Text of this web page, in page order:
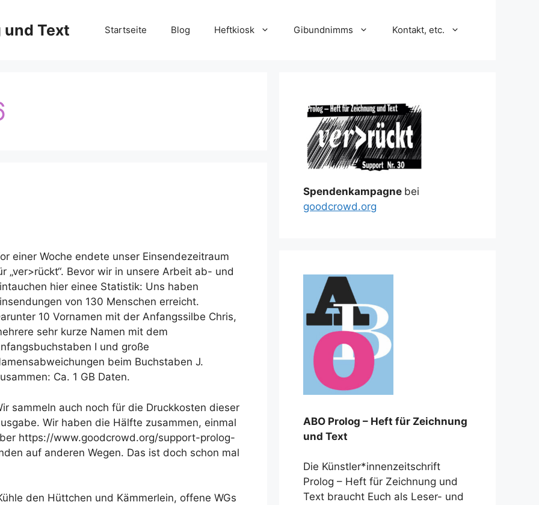
Text Startseite Blog Heftkiosk Gibundnimms Kontakt, etc.
einer Woche endete unser Einsendezeitraum
„ver>rückt“. Bevor wir in unsere Arbeit ab- und
hier einee Statistik: Uns haben
von 130 Menschen erreicht.
10 Vornamen mit der Anfangssilbe Chris,
sehr kurze Namen mit dem
I und große
beim Buchstaben J.
Ca. 1 GB Daten.
sammeln auch noch für die Druckkosten dieser
Wir haben die Hälfte zusammen, einmal
https://www.goodcrowd.org/support-prolog-
auf anderen Wegen. Das ist doch schon mal
den Hüttchen und Kämmerlein, offene WGs
Spendenkampagne bei
goodcrowd.org
ABO Prolog – Heft für Zeichnung
und Text
Die Künstler*innenzeitschrift
Prolog – Heft für Zeichnung und
Text braucht Euch als Leser- und